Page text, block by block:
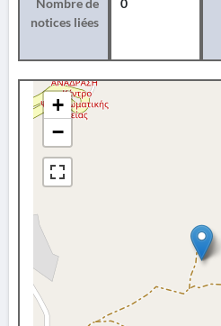
Nombre de
notices liées
0
+
−